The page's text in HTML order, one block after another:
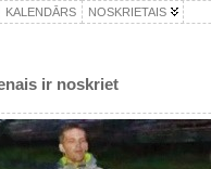
KALENDĀRS NOSKRIETAIS
ir noskriet